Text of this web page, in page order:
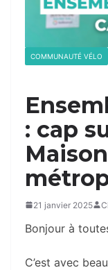
COMMUNAUTÉ VÉLO
: cap
21 janvier 2025
Bonjour à
C’est avec